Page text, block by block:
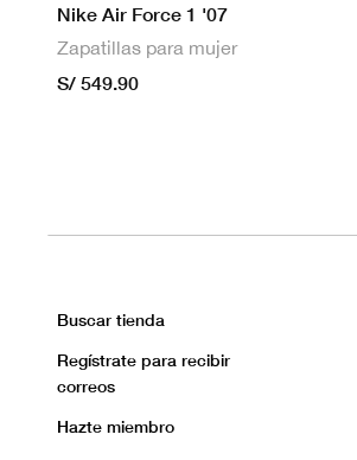
Nike Air Force 1 '07
Zapatillas para mujer
S/ 549.90
Buscar tienda
Regístrate para recibir
correos
Hazte miembro